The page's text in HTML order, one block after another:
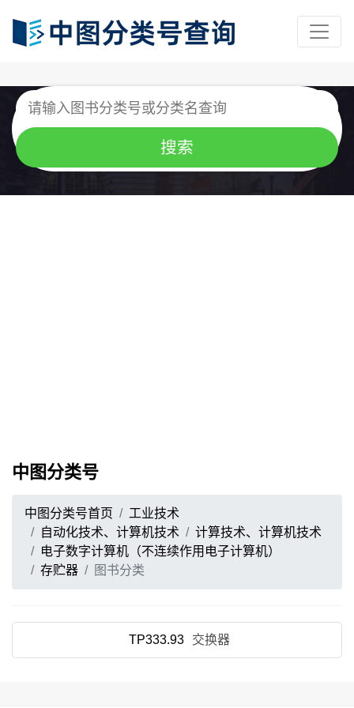
中图分类号
中图分类号首页
工业技术
自动化技术、计算机技术
计算技术、计算机技术
电子数字计算机（不连续作用电子计算机）
存贮器
图书分类
TP333.93 交换器